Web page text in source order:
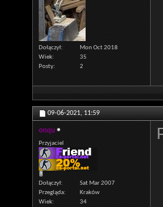
Dołączył
Mon Oct 2018
Wiek
35
Posty
2
09-06-2021, 11:59
onqu
Przyjaciel
Dołączył
Sat Mar 2007
Przegląda
Kraków
Wiek
34